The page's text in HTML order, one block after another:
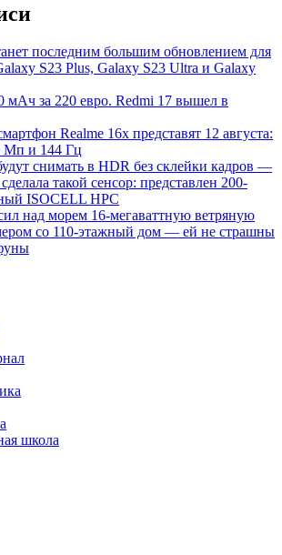
последним большим обновлением для
S23 Plus, Galaxy S23 Ultra и Galaxy
мАч за 220 евро. Redmi 17 вышел в
Realme 16x представят 12 августа:
Мп и 144 Гц
снимать в HDR без склейки кадров —
такой сенсор: представлен 200-
ISOCELL HPC
над морем 16-мегаваттную ветряную
со 110-этажный дом — ей не страшны
школа